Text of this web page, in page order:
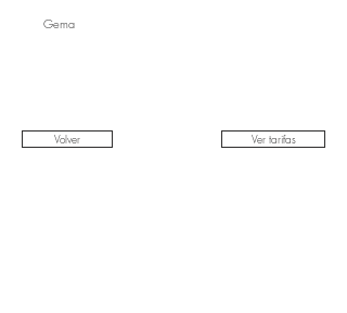
Gema
Volver Ver tarifas